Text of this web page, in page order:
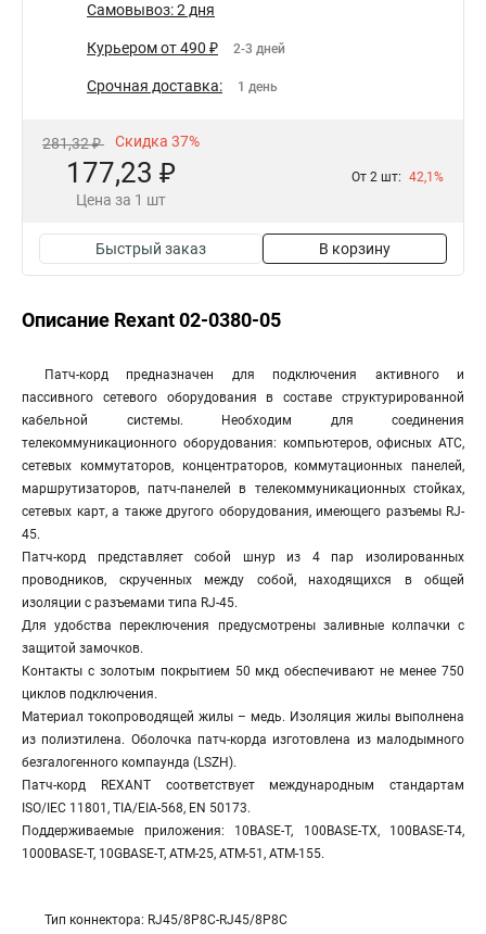
Самовывоз: 2 дня
Курьером от 490 ₽ 2-3 дней
Срочная доставка: 1 день
281,32 ₽ Скидка 37%
177,23 ₽
Цена за 1 шт
От 2 шт: 42,1%
Быстрый заказ В корзину
Описание Rexant 02-0380-05
Патч-корд предназначен для подключения активного и
пассивного сетевого оборудования в составе структурированной
кабельной системы. Необходим для соединения
телекоммуникационного оборудования: компьютеров, офисных АТС,
сетевых коммутаторов, концентраторов, коммутационных панелей,
маршрутизаторов, патч-панелей в телекоммуникационных стойках,
сетевых карт, а также другого оборудования, имеющего разъемы RJ-
45.
Патч-корд представляет собой шнур из 4 пар изолированных
проводников, скрученных между собой, находящихся в общей
изоляции с разъемами типа RJ-45.
Для удобства переключения предусмотрены заливные колпачки с
защитой замочков.
Контакты с золотым покрытием 50 мкд обеспечивают не менее 750
циклов подключения.
Материал токопроводящей жилы – медь. Изоляция жилы выполнена
из полиэтилена. Оболочка патч-корда изготовлена из малодымного
безгалогенного компаунда (LSZH).
Патч-корд REXANT соответствует международным стандартам
ISO/IEC 11801, TIA/EIA-568, EN 50173.
Поддерживаемые приложения: 10BASE-T, 100BASE-TX, 100BASE-T4,
1000BASE-T, 10GBASE-T, ATM-25, ATM-51, ATM-155.
Тип коннектора: RJ45/8P8C-RJ45/8P8C